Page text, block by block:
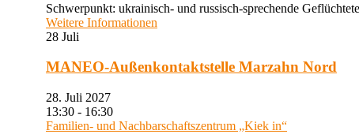
Schwerpunkt: ukrainisch- und russisch-sprechende
Weitere Informationen
28 Juli
MANEO-Außenkontaktstelle Marzahn Nord
28. Juli 2027
13:30 - 16:30
Familien- und Nachbarschaftszentrum „Kiek in“